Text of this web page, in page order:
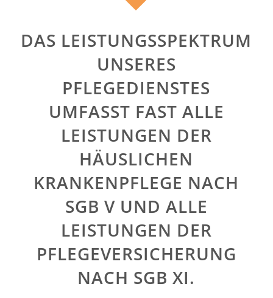
DAS LEISTUNGSSPEKTRUM
UNSERES
PFLEGEDIENSTES
UMFASST FAST ALLE
LEISTUNGEN DER
HÄUSLICHEN
KRANKENPFLEGE NACH
SGB V UND ALLE
LEISTUNGEN DER
PFLEGEVERSICHERUNG
NACH SGB XI.